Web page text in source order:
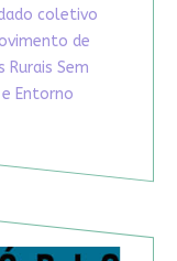
coletivo
de
Rurais Sem
Entorno